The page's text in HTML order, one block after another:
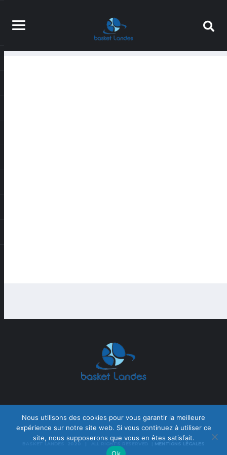
BASKET LANDES 2020 | ALL RIGHTS RESERVED | MENTIONS LÉGALES
Nous utilisons des cookies pour vous garantir la meilleure
expérience sur notre site web. Si vous continuez à utiliser ce
site, nous supposerons que vous en êtes satisfait.
Ok